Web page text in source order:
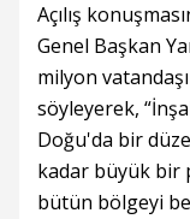
Açılış
Genel Başkan
milyon
söyleyerek,
Doğu'da bir
kadar büyük bir
bütün bölgeyi